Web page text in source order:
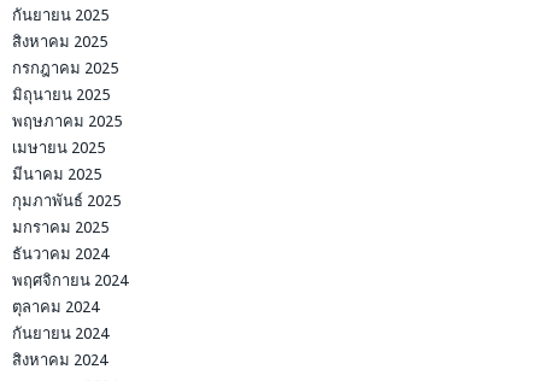
กันยายน 2025
สิงหาคม 2025
กรกฎาคม 2025
มิถุนายน 2025
พฤษภาคม 2025
เมษายน 2025
มีนาคม 2025
กุมภาพันธ์ 2025
มกราคม 2025
ธันวาคม 2024
พฤศจิกายน 2024
ตุลาคม 2024
กันยายน 2024
สิงหาคม 2024